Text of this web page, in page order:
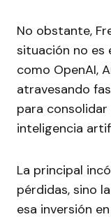
No obstante,
situación no es
como OpenAI,
atravesando
para
inteligencia
La principal
pérdidas, sino
esa inversión